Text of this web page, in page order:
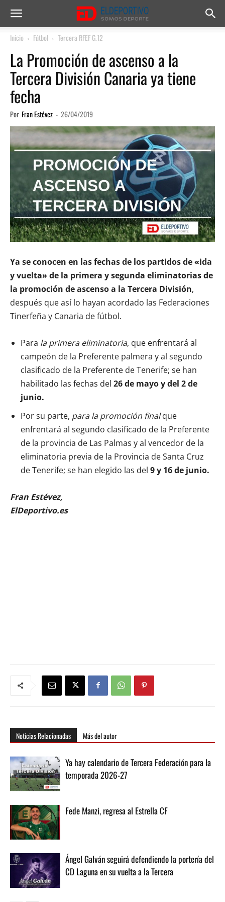
Inicio Fútbol Tercera RFEF G.12
La Promoción de ascenso a la
Tercera División Canaria ya tiene
fecha
Por Fran Estévez - 26/04/2019
Ya se conocen en las fechas de los partidos de «ida
y vuelta» de la primera y segunda eliminatorias de
la promoción de ascenso a la Tercera División,
después que así lo hayan acordado las Federaciones
Tinerfeña y Canaria de fútbol.
Para la primera eliminatoria, que enfrentará al
campeón de la Preferente palmera y al segundo
clasificado de la Preferente de Tenerife; se han
habilitado las fechas del 26 de mayo y del 2 de
junio.
Por su parte, para la promoción finalque
enfrentará al segundo clasificado de la Preferente
de la provincia de Las Palmas y al vencedor de la
eliminatoria previa de la Provincia de Santa Cruz
de Tenerife; se han elegido las del 9 y 16 de junio.
Fran Estévez,
ElDeportivo.es
Noticias Relacionadas Más del autor
Ya hay calendario de Tercera Federación para la
temporada 2026-27
Fede Manzi, regresa al Estrella CF
Ángel Galván seguirá defendiendo la portería del
CD Laguna en su vuelta a la Tercera